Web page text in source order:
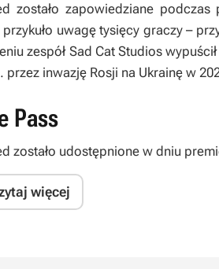
zostało zapowiedziane
uwagę tysięcy graczy –
zespół Sad Cat Studios
przez inwazję Rosji na Ukrainę w
Pass
zostało udostępnione w dniu
więcej